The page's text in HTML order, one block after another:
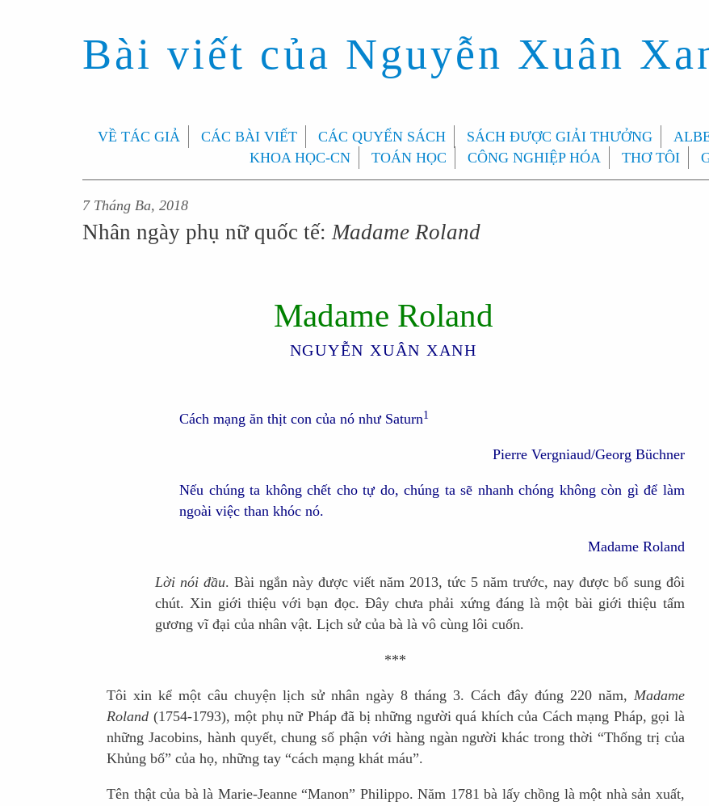
Bài viết của Nguyễn Xuân
VỀ TÁC GIẢ CÁC BÀI VIẾT CÁC QUYỂN SÁCH SÁCH ĐƯỢC GIẢI THƯỞNG
KHOA HỌC-CN
TOÁN HỌC CÔNG NGHIỆP HÓA THƠ TÔI
7 Tháng Ba, 2018
Nhân ngày phụ nữ quốc tế:Madame Roland
Madame Roland
NGUYỄN XUÂN XANH
Cách mạng ăn thịt con của nó như Saturn1
Pierre Vergniaud/Georg Büchner
Nếu chúng ta không chết cho tự do, chúng ta sẽ nhanh chóng không còn gì để làm
ngoài việc than khóc nó.
Madame Roland
Lời nói đầu. Bài ngắn này được viết năm 2013, tức 5 năm trước, nay được bổ sung đôi
chút. Xin giới thiệu với bạn đọc. Đây chưa phải xứng đáng là một bài giới thiệu tấm
gương vĩ đại của nhân vật. Lịch sử của bà là vô cùng lôi cuốn.
***
Tôi xin kể một câu chuyện lịch sử nhân ngày 8 tháng 3. Cách đây đúng 220 năm, Madame
Roland (1754-1793), một phụ nữ Pháp đã bị những người quá khích của Cách mạng Pháp, gọi là
những Jacobins, hành quyết, chung số phận với hàng ngàn người khác trong thời “Thống trị của
Khủng bố” của họ, những tay “cách mạng khát máu”.
Tên thật của bà là Marie-Jeanne “Manon” Philippo. Năm 1781 bà lấy chồng là một nhà sản xuất,